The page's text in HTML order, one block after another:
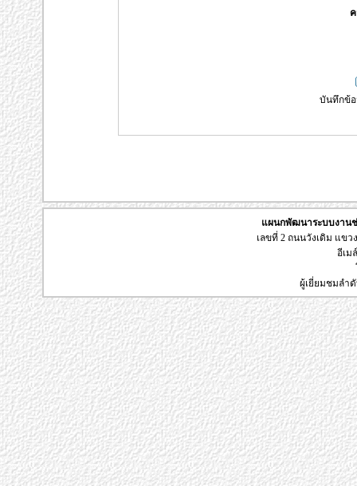
บันทึกข้อ
แผนกพัฒนาระบบงานช่
เลขที่ 2 ถนนวังเดิม แขว
อีเม
ผู้เยี่ยมชมล